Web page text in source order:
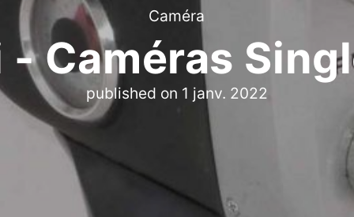
Caméra
- Caméras
published on 1 janv. 2022